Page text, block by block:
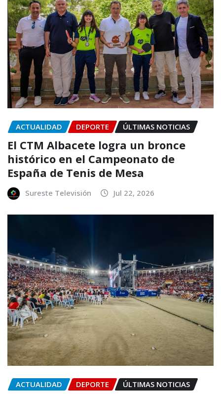
ACTUALIDAD DEPORTE ÚLTIMAS NOTICIAS
El CTM Albacete logra un bronce
histórico en el Campeonato de
España de Tenis de Mesa
Sureste Televisión Jul 22, 2026
ACTUALIDAD DEPORTE ÚLTIMAS NOTICIAS